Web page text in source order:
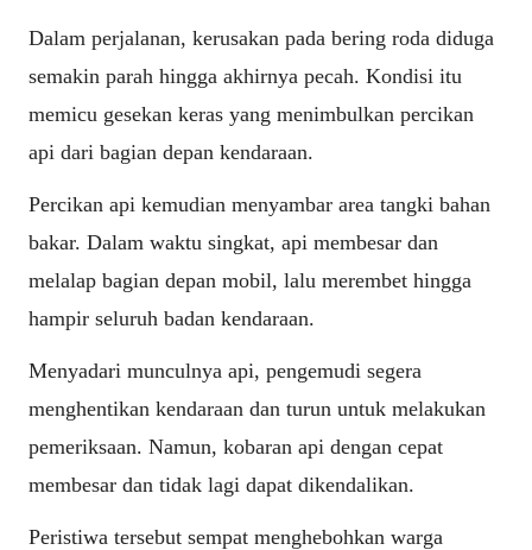
Dalam perjalanan, kerusakan pada bering roda diduga
semakin parah hingga akhirnya pecah. Kondisi itu
memicu gesekan keras yang menimbulkan percikan
api dari bagian depan kendaraan.
Percikan api kemudian menyambar area tangki bahan
bakar. Dalam waktu singkat, api membesar dan
melalap bagian depan mobil, lalu merembet hingga
hampir seluruh badan kendaraan.
Menyadari munculnya api, pengemudi segera
menghentikan kendaraan dan turun untuk melakukan
pemeriksaan. Namun, kobaran api dengan cepat
membesar dan tidak lagi dapat dikendalikan.
Peristiwa tersebut sempat menghebohkan warga